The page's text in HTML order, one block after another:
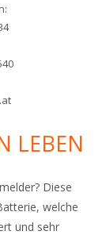
LEBEN
Diese
welche
und sehr